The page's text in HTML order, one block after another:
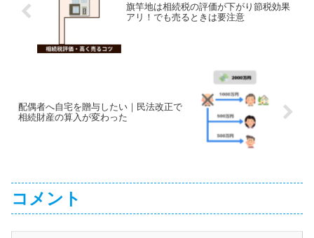
旗竿地は相続税の評価が下がり節税効果
アリ！でも売るときは要注意
配偶者へ自宅を贈与したい｜民法改正で
相続財産の算入が変わった
コメント